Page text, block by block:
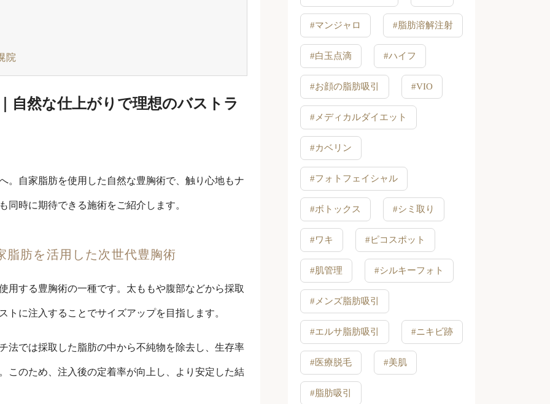
院
自然な仕上がりで理想のバストラ
。自家脂肪を使用した自然な豊胸術で、触り心地もナ
同時に期待できる施術をご紹介します。
脂肪を活用した次世代豊胸術
用する豊胸術の一種です。太ももや腹部などから採取
に注入することでサイズアップを目指します。
法では採取した脂肪の中から不純物を除去し、生存率
このため、注入後の定着率が向上し、より安定した結
#マンジャロ #脂肪溶解注射
#白玉点滴 #ハイフ
#お顔の脂肪吸引 #VIO
#メディカルダイエット
#カベリン
#フォトフェイシャル
#ボトックス #シミ取り
#ワキ #ピコスポット
#肌管理 #シルキーフォト
#メンズ脂肪吸引
#エルサ脂肪吸引 #ニキビ跡
#医療脱毛 #美肌
#脂肪吸引